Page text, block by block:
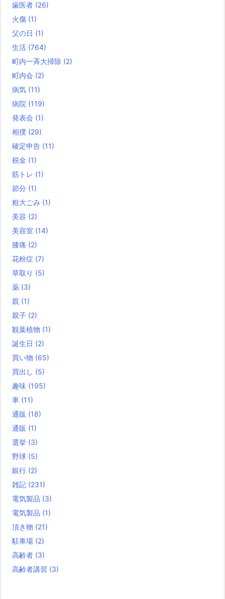
歯医者 (26)
火傷 (1)
父の日 (1)
生活 (764)
町内一斉大掃除 (2)
町内会 (2)
病気 (11)
病院 (119)
発表会 (1)
相撲 (29)
確定申告 (11)
税金 (1)
筋トレ (1)
節分 (1)
粗大ごみ (1)
美容 (2)
美容室 (14)
膝痛 (2)
花粉症 (7)
草取り (5)
薬 (3)
親 (1)
親子 (2)
観葉植物 (1)
誕生日 (2)
買い物 (65)
買出し (5)
趣味 (195)
車 (11)
通販 (18)
通販 (1)
選挙 (3)
野球 (5)
銀行 (2)
雑記 (231)
電気製品 (3)
電気製品 (1)
頂き物 (21)
駐車場 (2)
高齢者 (3)
高齢者講習 (3)